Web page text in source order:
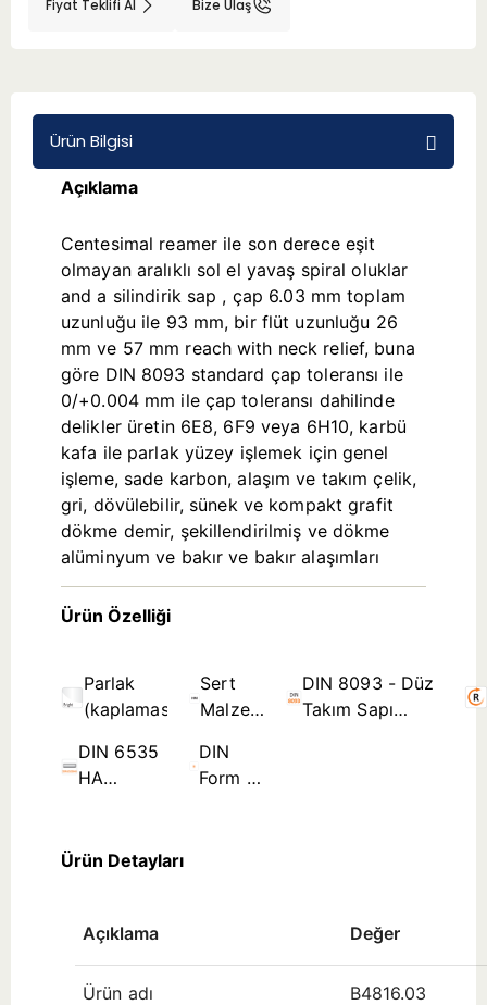
Adaptörler
Aksesuarlar
Fiyat Teklifi Al Bize Ulaş
Ürün Bilgisi
Açıklama
Centesimal reamer ile son derece eşit
olmayan aralıklı sol el yavaş spiral oluklar
and a silindirik sap , çap 6.03 mm toplam
uzunluğu ile 93 mm, bir flüt uzunluğu 26
mm ve 57 mm reach with neck relief, buna
göre DIN 8093 standard çap toleransı ile
0/+0.004 mm ile çap toleransı dahilinde
delikler üretin 6E8, 6F9 veya 6H10, karbü
kafa ile parlak yüzey işlemek için genel
işleme, sade karbon, alaşım ve takım çelik,
gri, dövülebilir, sünek ve kompakt grafit
dökme demir, şekillendirilmiş ve dökme
alüminyum ve bakır ve bakır alaşımları
Ürün Özelliği
Parlak
(kaplamasız)
Sert
Malzeme
Karbür)
DIN 8093 - Düz
Takım Sapı
DIN 6535
HA
DIN
Form B
Ürün Detayları
Açıklama Değer
Ürün adı B4816.03